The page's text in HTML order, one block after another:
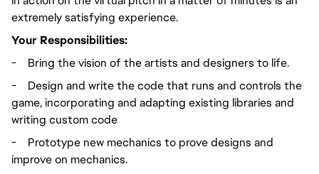
extremely satisfying experience.
Your Responsibilities:
-
Bring the vision of the artists and designers to life.
-
Design and write the code that runs and controls the
game, incorporating and adapting existing libraries and
writing custom code
-
Prototype new mechanics to prove designs and
improve on mechanics.